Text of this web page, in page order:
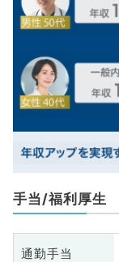
手当/福利厚生
通勤手当